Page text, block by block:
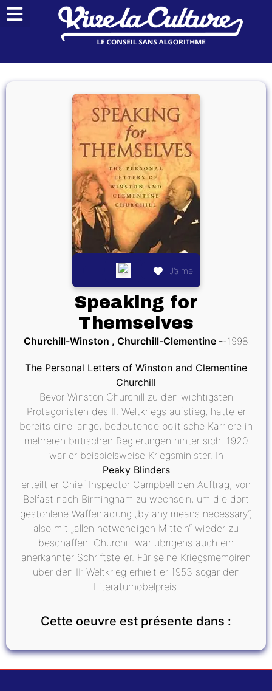
J’aime
Speaking for
Themselves
Churchill-Winston , Churchill-Clementine 1998
The Personal Letters of Winston and Clementine
Churchill
Bevor Winston Churchill zu den wichtigsten
Protagonisten des II. Weltkriegs aufstieg, hatte er
bereits eine lange, bedeutende politische Karriere in
mehreren britischen Regierungen hinter sich. 1920
war er beispielsweise Kriegsminister. In
Peaky Blinders
erteilt er Chief Inspector Campbell den Auftrag, von
Belfast nach Birmingham zu wechseln, um die dort
gestohlene Waffenladung „by any means necessary“,
also mit „allen notwendigen Mitteln“ wieder zu
beschaffen. Churchill war übrigens auch ein
anerkannter Schriftsteller. Für seine Kriegsmemoiren
über den II: Weltkrieg erhielt er 1953 sogar den
Literaturnobelpreis.
Cette oeuvre est présente dans :